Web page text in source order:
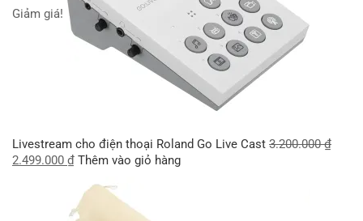
Giảm giá!
Livestream cho điện thoại Roland Go Live Cast 3.200.000₫
2.499.000 ₫ Thêm vào giỏ hàng